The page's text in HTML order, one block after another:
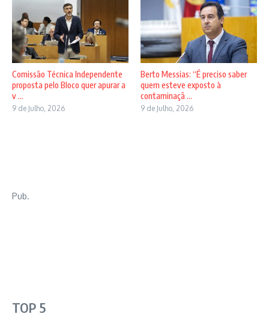
Comissão Técnica Independente
proposta pelo Bloco quer apurar a
v ...
9 de Julho, 2026
Berto Messias: “É preciso saber
quem esteve exposto à
contaminaçã ...
9 de Julho, 2026
Pub.
TOP 5